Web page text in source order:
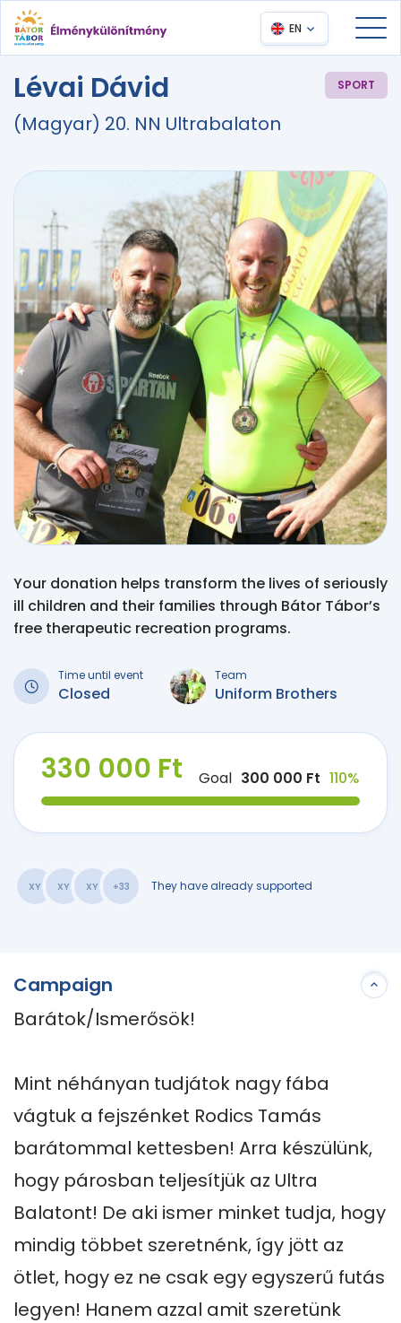
EN
Lévai Dávid SPORT
(Magyar) 20. NN Ultrabalaton
Your donation helps transform the lives of seriously
ill children and their families through Bátor Tábor’s
free therapeutic recreation programs.
Time until event
Closed
Team
Uniform Brothers
330 000 Ft Goal 300 000 Ft 110%
XY XY XY +33 They have already supported
Campaign
Barátok/Ismerősök!
Mint néhányan tudjátok nagy fába
vágtuk a fejszénket Rodics Tamás
barátommal kettesben! Arra készülünk,
hogy párosban teljesítjük az Ultra
Balatont! De aki ismer minket tudja, hogy
mindig többet szeretnénk, így jött az
ötlet, hogy ez ne csak egy egyszerű futás
legyen! Hanem azzal amit szeretünk